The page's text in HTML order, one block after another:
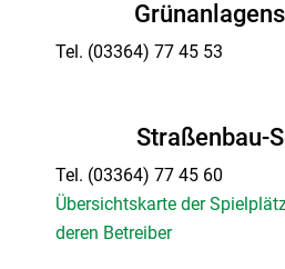
Tel. (03364) 77 45 53
Straßenbau-
Tel. (03364) 77 45 60
Übersichtskarte der
deren Betreiber